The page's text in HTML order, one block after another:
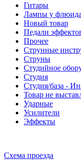
Гитары
Лампы у флюида
Новый товар
Педали
Прочее
Струнные
Струны
Студийное
Студия
Студия/база -
Товар не
Ударные
Усилители
Эффекты
Схема проезда